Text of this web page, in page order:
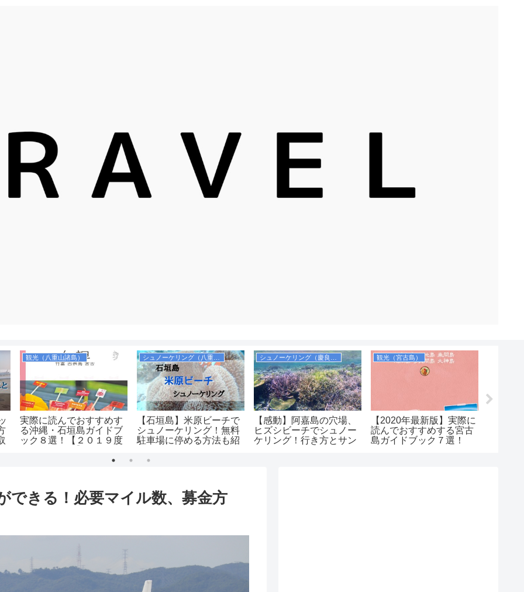
観光（八重山諸島）
実際に読んでおすすめす
る沖縄・石垣島ガイドブ
ック８選！【２０１９度
シュノーケリング（八重山諸島）
【石垣島】米原ビーチで
シュノーケリング！無料
駐車場に停める方法も紹
衣室も完備！
【感動】阿嘉島の穴場、
ヒズシビーチでシュノー
ケリング！行き方とサン
観光（宮古島）
【2020年最新版】実際に
読んでおすすめする宮古
島ガイドブック７選！
できる！必要マイル数、募金方